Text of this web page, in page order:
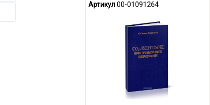
Артикул00-01091264